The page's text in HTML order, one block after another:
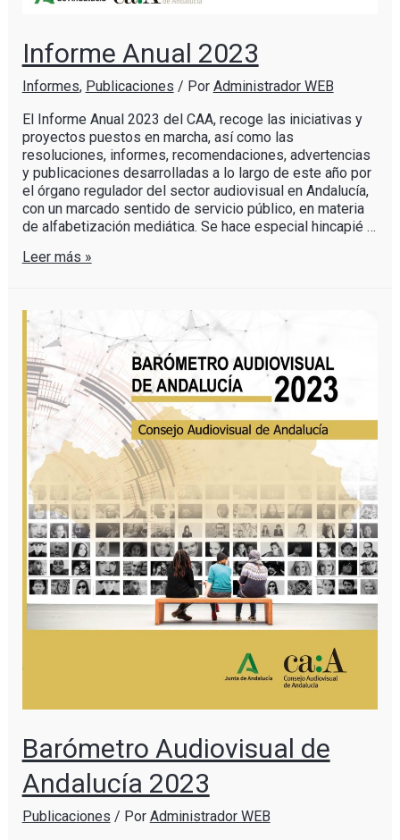
Informe Anual 2023
Informes, Publicaciones / Por Administrador WEB
El Informe Anual 2023 del CAA, recoge las iniciativas y
proyectos puestos en marcha, así como las
resoluciones, informes, recomendaciones, advertencias
y publicaciones desarrolladas a lo largo de este año por
el órgano regulador del sector audiovisual en Andalucía,
con un marcado sentido de servicio público, en materia
de alfabetización mediática. Se hace especial hincapié …
Leer más »
Barómetro Audiovisual de
Andalucía 2023
Publicaciones / Por Administrador WEB